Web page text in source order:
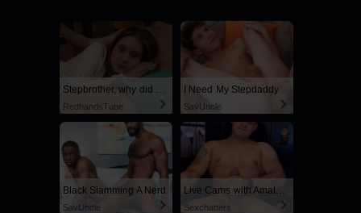
Stepbrother, why did you show me your dick? Now I want to fuck you with my wet pussy
RedhandsTube
I Need My Stepdaddy
SayUncle
Black Slamming A Nerd
SayUncle
Live Cams with Amateur Men
Sexchatters